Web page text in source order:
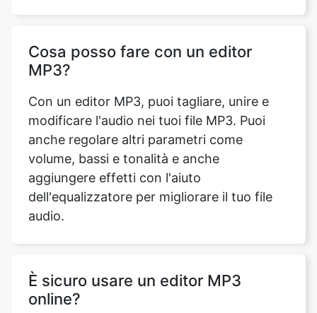
modificare l'audio nei tuoi file MP3. Puoi
anche regolare altri parametri come
volume, bassi e tonalità e anche
aggiungere effetti con l'aiuto
dell'equalizzatore per migliorare il tuo file
audio.
È sicuro usare un editor MP3
online in quanto è uno strumento affidabile
e affidabile. Puoi caricare e modificare il tuo